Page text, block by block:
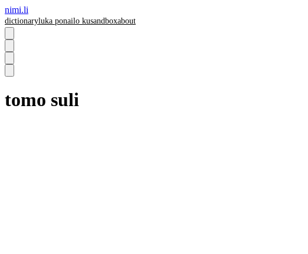
nimi.li
dictionaryluka ponailo kusandboxabout
tomo suli